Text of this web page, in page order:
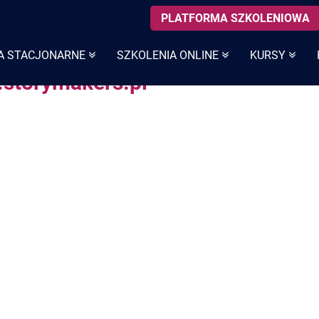
STACJONARNE SZKOLENIA ONLINE KURSY
PLATFORMA SZKOLENIOWA